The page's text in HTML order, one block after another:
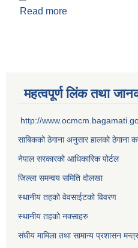
Read more
महत्वपूर्ण लिंक तथा
http://
साबिकको ठेगाना अनुसार हालको ठेगाना
नेपाल सरकारको आधिकारिक पोर्टल
जिल्ला समन्वय समिति दोलखा
स्थानीय तहको वेवसाईटको विवरण
स्थानीय तहको नक्साहरु
संघीय मामिला तथा सामान्य प्रशासन